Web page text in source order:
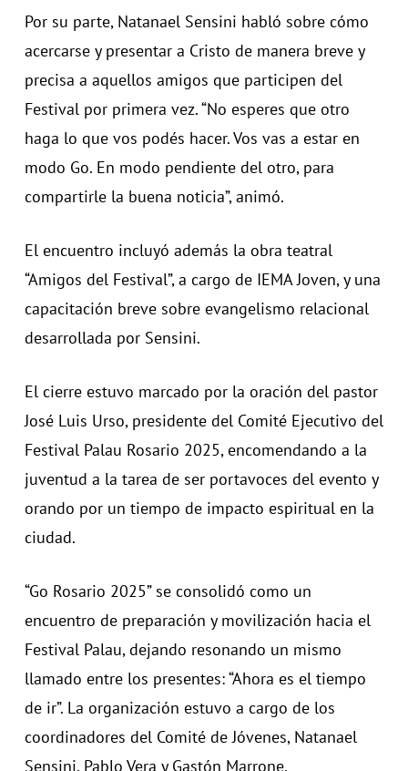
Por su parte, Natanael Sensini habló sobre cómo
acercarse y presentar a Cristo de manera breve y
precisa a aquellos amigos que participen del
Festival por primera vez. “No esperes que otro
haga lo que vos podés hacer. Vos vas a estar en
modo Go. En modo pendiente del otro, para
compartirle la buena noticia”, animó.
El encuentro incluyó además la obra teatral
“Amigos del Festival”, a cargo de IEMA Joven, y una
capacitación breve sobre evangelismo relacional
desarrollada por Sensini.
El cierre estuvo marcado por la oración del pastor
José Luis Urso, presidente del Comité Ejecutivo del
Festival Palau Rosario 2025, encomendando a la
juventud a la tarea de ser portavoces del evento y
orando por un tiempo de impacto espiritual en la
ciudad.
“Go Rosario 2025” se consolidó como un
encuentro de preparación y movilización hacia el
Festival Palau, dejando resonando un mismo
llamado entre los presentes: “Ahora es el tiempo
de ir”. La organización estuvo a cargo de los
coordinadores del Comité de Jóvenes, Natanael
Sensini, Pablo Vera y Gastón Marrone.